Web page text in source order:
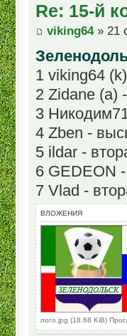
Re: 15-й
viking64» 21
1 viking64
2 Zidane (а)
3
4 Zben -
5 ildar -
6 GEDEON
7 Vlad -
ВЛОЖЕНИЯ
лого.jpg (18.68 KiB)